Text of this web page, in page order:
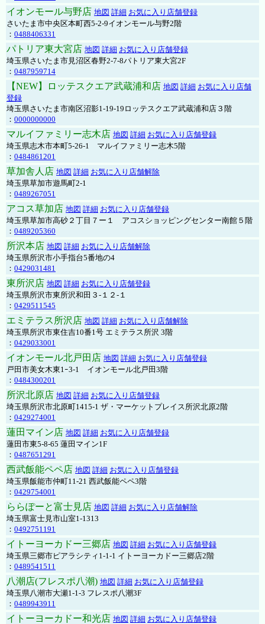
イオンモール与野店 地図 詳細 お気に入り店舗登録
さいたま市中央区本町西5-2-9イオンモール与野2階
： 0488406331
パトリア東大宮店 地図 詳細 お気に入り店舗登録
埼玉県さいたま市見沼区春野2-7-8パトリア東大宮2F
： 0487959714
【NEW】ロッテスクエア武蔵浦和店 地図 詳細 お気に入り店舗
登録
埼玉県さいたま市南区沼影1-19-19ロッテスクエア武蔵浦和店３階
： 0000000000
マルイファミリー志木店 地図 詳細 お気に入り店舗登録
埼玉県志木市本町5-26-1 マルイファミリー志木5階
： 0484861201
草加舎人店 地図 詳細 お気に入り店舗解除
埼玉県草加市遊馬町2-1
： 0489267051
アコス草加店 地図 詳細 お気に入り店舗登録
埼玉県草加市高砂２丁目７ー１ アコスショッピングセンター南館５階
： 0489205360
所沢本店 地図 詳細 お気に入り店舗解除
埼玉県所沢市小手指台5番地の4
： 0429031481
東所沢店 地図 詳細 お気に入り店舗登録
埼玉県所沢市東所沢和田３-１２-１
： 0429511545
エミテラス所沢店 地図 詳細 お気に入り店舗解除
埼玉県所沢市東住吉10番1号 エミテラス所沢 3階
： 0429033001
イオンモール北戸田店 地図 詳細 お気に入り店舗登録
戸田市美女木東1ｰ3‐1 イオンモール北戸田3階
： 0484300201
所沢北原店 地図 詳細 お気に入り店舗登録
埼玉県所沢市北原町1415-1 ザ・マーケットプレイス所沢北原2階
： 0429274001
蓮田マイン店 地図 詳細 お気に入り店舗登録
蓮田市東5-8-65 蓮田マイン1F
： 0487651291
西武飯能ペペ店 地図 詳細 お気に入り店舗登録
埼玉県飯能市仲町11-21 西武飯能ペペ3階
： 0429754001
ららぽーと富士見店 地図 詳細 お気に入り店舗解除
埼玉県富士見市山室1-1313
： 0492751191
イトーヨーカドー三郷店 地図 詳細 お気に入り店舗登録
埼玉県三郷市ピアラシティ1-1-1 イトーヨーカドー三郷店2階
： 0489541511
八潮店(フレスポ八潮) 地図 詳細 お気に入り店舗登録
埼玉県八潮市大瀬1-1-3 フレスポ八潮3F
： 0489943911
イトーヨーカドー和光店 地図 詳細 お気に入り店舗登録